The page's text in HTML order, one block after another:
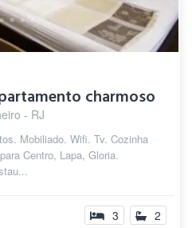
charmoso
- RJ
Mobiliado. Wifi. Tv. Cozinha
Centro, Lapa, Gloria.
3 2